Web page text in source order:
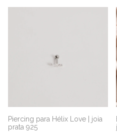
Piercing para Hélix Love | joia
prata 925